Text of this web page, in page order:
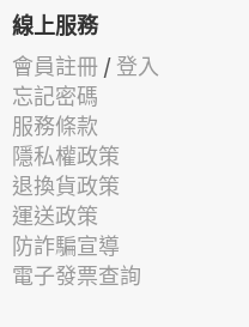
線上服務
會員註冊 / 登入
忘記密碼
服務條款
隱私權政策
退換貨政策
運送政策
防詐騙宣導
電子發票查詢